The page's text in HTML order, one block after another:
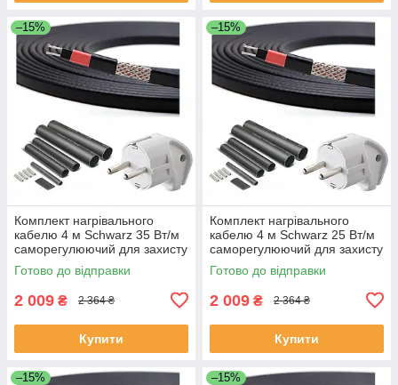
–15%
Комплект нагрівального
кабелю 4 м Schwarz 35 Вт/м
саморегулюючий для захисту
покрівлі труб водостоку
Готово до відправки
2 009 ₴ 2 364 ₴
Купити
–15%
Комплект нагрівального
кабелю 4 м Schwarz 25 Вт/м
саморегулюючий для захисту
покрівлі труб водостоку
Готово до відправки
2 009 ₴ 2 364 ₴
Купити
–15% –15%